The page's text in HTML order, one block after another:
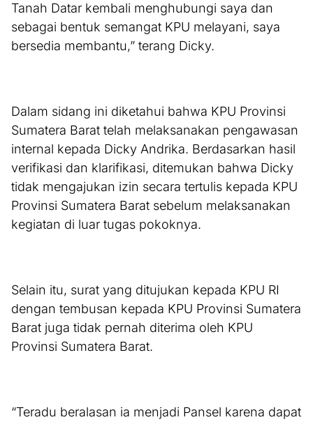
Tanah Datar kembali menghubungi saya dan
sebagai bentuk semangat KPU melayani, saya
bersedia membantu,” terang Dicky.
Dalam sidang ini diketahui bahwa KPU Provinsi
Sumatera Barat telah melaksanakan pengawasan
internal kepada Dicky Andrika. Berdasarkan hasil
verifikasi dan klarifikasi, ditemukan bahwa Dicky
tidak mengajukan izin secara tertulis kepada KPU
Provinsi Sumatera Barat sebelum melaksanakan
kegiatan di luar tugas pokoknya.
Selain itu, surat yang ditujukan kepada KPU RI
dengan tembusan kepada KPU Provinsi Sumatera
Barat juga tidak pernah diterima oleh KPU
Provinsi Sumatera Barat.
“Teradu beralasan ia menjadi Pansel karena dapat